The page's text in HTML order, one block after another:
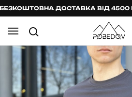
ДОСТАВКА ВІД 4500 ГРН.